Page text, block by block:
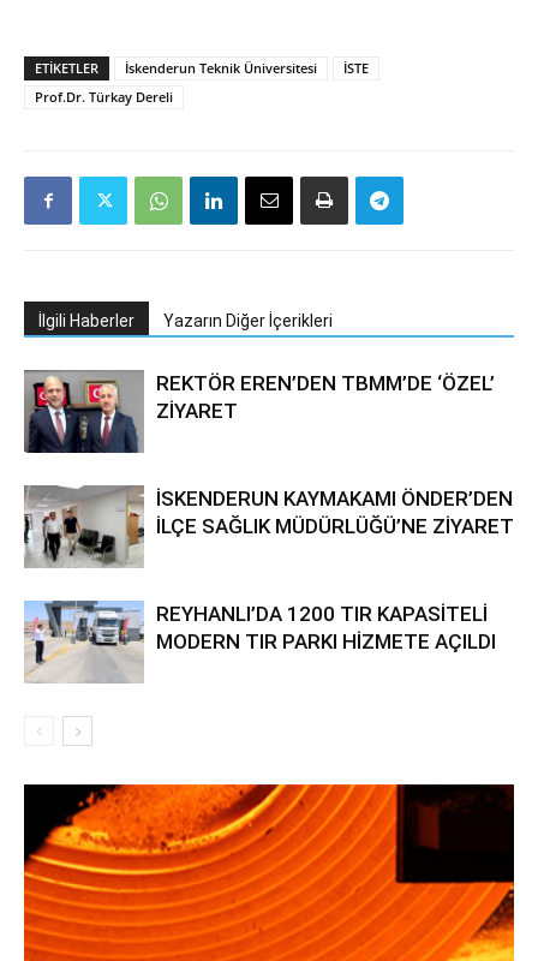
ETIKETLER İskenderun Teknik Üniversitesi
İSTE
Prof.Dr. Türkay Dereli
İlgili Haberler Yazarın Diğer İçerikleri
REKTÖR EREN’DEN TBMM’DE ‘ÖZEL’
ZİYARET
İSKENDERUN KAYMAKAMI ÖNDER’DEN
İLÇE SAĞLIK MÜDÜRLÜĞÜ’NE ZİYARET
REYHANLI’DA 1200 TIR KAPASİTELİ
MODERN TIR PARKI HİZMETE AÇILDI